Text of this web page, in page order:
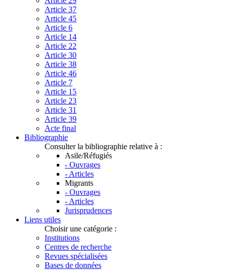
Article 37
Article 45
Article 6
Article 14
Article 22
Article 30
Article 38
Article 46
Article 7
Article 15
Article 23
Article 31
Article 39
Acte final
Bibliographie
Consulter la bibliographie relative à :
Asile/Réfugiés
- Ouvrages
- Articles
Migrants
- Ouvrages
- Articles
Jurisprudences
Liens utiles
Choisir une catégorie :
Institutions
Centres de recherche
Revues spécialisées
Bases de données